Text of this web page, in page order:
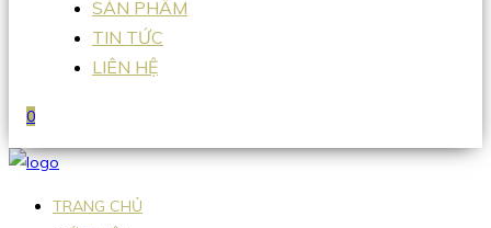
SẢN PHẨM
TIN TỨC
LIÊN HỆ
0
TRANG CHỦ